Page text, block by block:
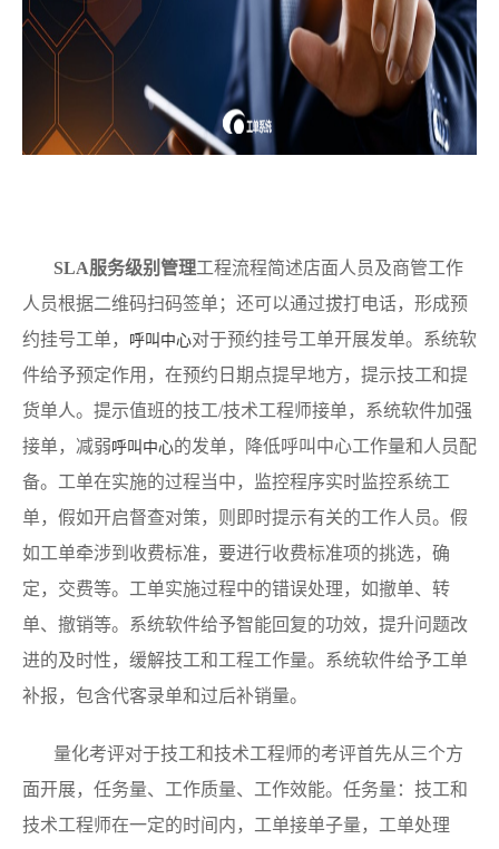
SLA服务级别管理工程流程简述店面人员及商管工作
人员根据二维码扫码签单；还可以通过拔打电话，形成预
约挂号工单，
呼叫中心对于预约挂号工单开展发单。系统软
件给予预定作用，在预约日期点提早地方，提示技工和提
货单人。提示值班的技工/技术工程师接单，系统软件加强
接单，减弱 呼叫中心的发单，降低呼叫中心工作量和人员配
备。工单在实施的过程当中，监控程序实时监控系统工
单，假如开启督查对策，则即时提示有关的工作人员。假
如工单牵涉到收费标准，要进行收费标准项的挑选，确
定，交费等。工单实施过程中的错误处理，如撤单、转
单、撤销等。系统软件给予智能回复的功效，提升问题改
进的及时性，缓解技工和工程工作量。系统软件给予工单
补报，包含代客录单和过后补销量。
量化考评对于技工和技术工程师的考评首先从三个方
面开展，任务量、工作质量、工作效能。任务量：技工和
技术工程师在一定的时间内，工单接单子量，工单处理